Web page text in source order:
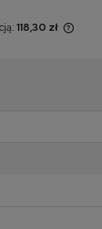
118,30 zł
kiedy